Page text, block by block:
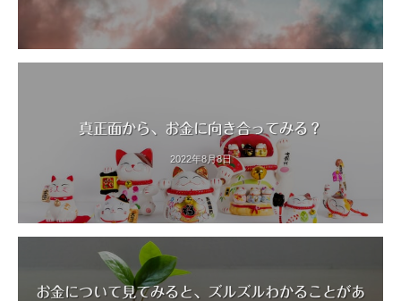
真正面から、お金に向き合ってみる？
2022年8月8日
お金について見てみると、ズルズルわかることがあ